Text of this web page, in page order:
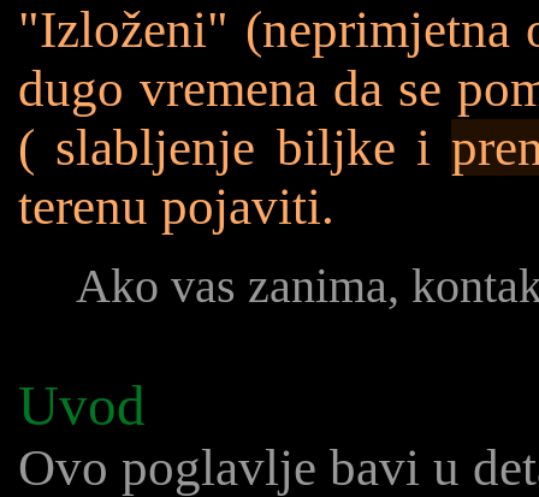
"Izloženi" (neprimjetna
dugo vremena da se
( slabljenje biljke i
terenu pojaviti.
Ako vas zanima,
Uvod
Ovo poglavlje bavi u